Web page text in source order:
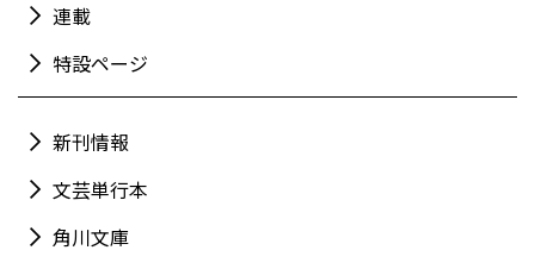
連載
特設ページ
新刊情報
文芸単行本
角川文庫